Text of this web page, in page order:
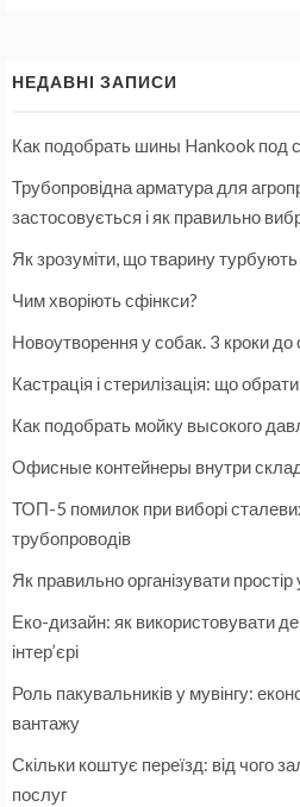
НЕДАВНІ ЗАПИСИ
Как подобрать шины Hankook под
Трубопровідна арматура для
застосовується і як правильно
Як зрозуміти, що тварину турбують
Чим хворіють сфінкси?
Новоутворення у собак. 3 кроки до
Кастрація і стерилізація: що
Как подобрать мойку высокого
Офисные контейнеры внутри
ТОП-5 помилок при виборі
трубопроводів
Як правильно організувати
Еко-дизайн: як використовувати
інтер’єрі
Роль пакувальників у мувінгу:
вантажу
Скільки коштує переїзд: від чого
послуг